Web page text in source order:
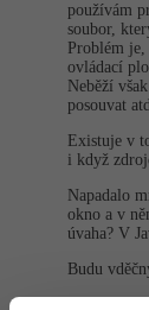
3D
C -
SQL
používám
soubor,
Problém
ovládací
Neběží
posouvat
Existuje v
i když
Napadalo
okno a v
úvaha? V
Budu